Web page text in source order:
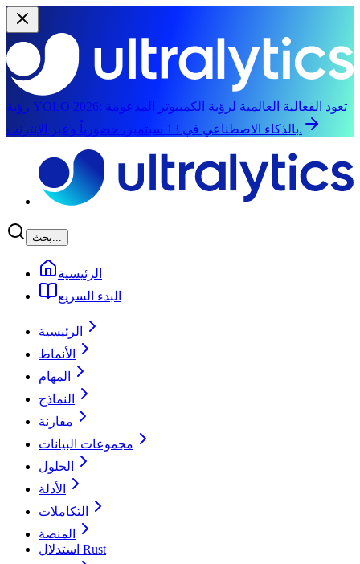
رؤية YOLO 2026: تعود الفعالية العالمية لرؤية الكمبيوتر المدعومة
بالذكاء الاصطناعي في 13 سبتمبر، حضورياً وعبر الإنترنت.
بحث...
الرئيسية
البدء السريع
الرئيسية
الأنماط
المهام
النماذج
مقارنة
مجموعات البيانات
الحلول
الأدلة
التكاملات
المنصة
استدلال Rust